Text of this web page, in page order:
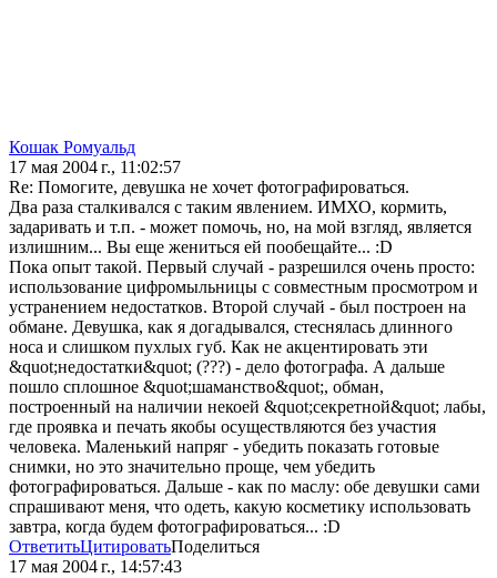
Кошак Ромуальд
17 мая 2004 г., 11:02:57
Re: Помогите, девушка не хочет фотографироваться.
Два раза сталкивался с таким явлением. ИМХО, кормить,
задаривать и т.п. - может помочь, но, на мой взгляд, является
излишним... Вы еще жениться ей пообещайте... :D
Пока опыт такой. Первый случай - разрешился очень просто:
использование цифромыльницы с совместным просмотром и
устранением недостатков. Второй случай - был построен на
обмане. Девушка, как я догадывался, стеснялась длинного
носа и слишком пухлых губ. Как не акцентировать эти
&quot;недостатки&quot; (???) - дело фотографа. А дальше
пошло сплошное &quot;шаманство&quot;, обман,
построенный на наличии некоей &quot;секретной&quot; лабы,
где проявка и печать якобы осуществляются без участия
человека. Маленький напряг - убедить показать готовые
снимки, но это значительно проще, чем убедить
фотографироваться. Дальше - как по маслу: обе девушки сами
спрашивают меня, что одеть, какую косметику использовать
завтра, когда будем фотографироваться... :D
ОтветитьЦитироватьПоделиться
17 мая 2004 г., 14:57:43